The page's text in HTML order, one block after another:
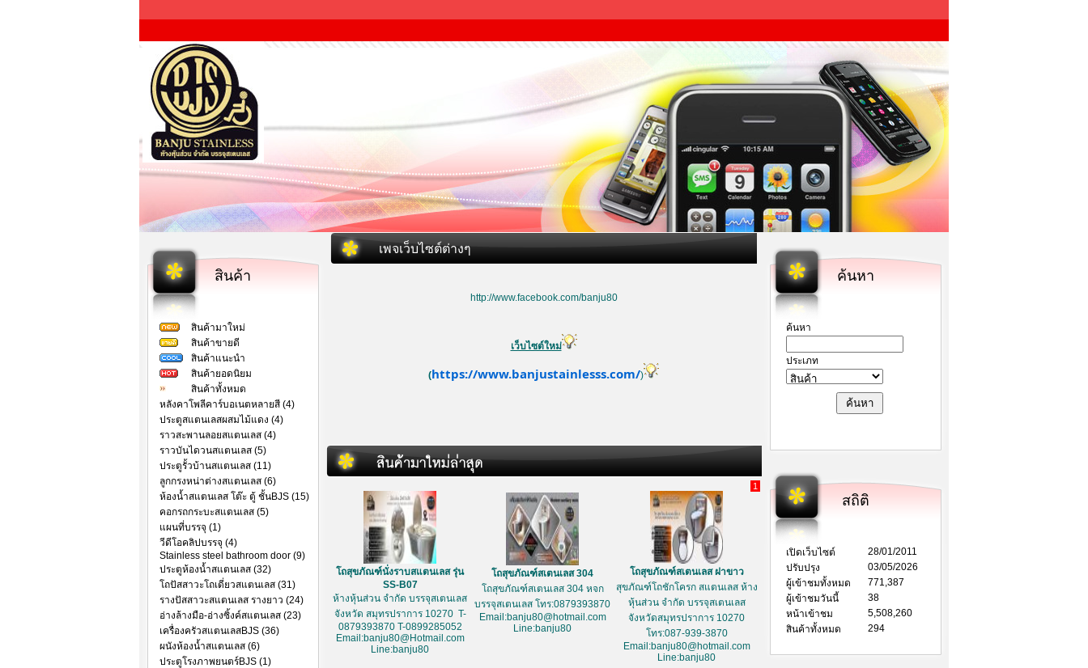
สินค้า
สินค้ามาใหม่
สินค้าขายดี
สินค้าแนะนำ
สินค้ายอดนิยม
สินค้าทั้งหมด
หลังคาโพลีคาร์บอเนตหลายสี (4)
ประตูสแตนเลสผสมไม้แดง (4)
ราวสะพานลอยสแตนเลส (4)
ราวบันไดวนสแตนเลส (5)
ประตูรั้วบ้านสแตนเลส (11)
ลูกกรงหน่าต่างสแตนเลส (6)
ห้องน้ำสแตนเลส โต๊ะ ตู้ ชั้นBJS (15)
คอกรถกระบะสแตนเลส (5)
แผนที่บรรจุ (1)
วีดีโอคลิปบรรจุ (4)
Stainless steel bathroom door (9)
ประตูห้องน้ำสแตนเลส (32)
โถปัสสาวะโถเดี่ยวสแตนเลส (31)
รางปัสสาวะสแตนเลส รางยาว (24)
อ่างล้างมือ-อ่างซิ้งค์สแตนเลส (23)
เครื่องครัวสแตนเลสBJS (36)
ผนังห้องน้ำสแตนเลส (6)
ประตูโรงภาพยนตร์BJS (1)
เพจเว็บไซต์ต่างๆ
http://www.facebook.com/banju80
เว็บไซต์ใหม่
(https://www.banjustainlesss.com/)
1
โถสุขภัณฑ์นั่งราบสแตนเลส รุ่น
SS-B07
ห้างหุ้นส่วน จำกัด บรรจุสเตนเลส
จังหวัด สมุทรปราการ 10270 T-
0879393870 T-0899285052
Email:banju80@Hotmail.com
Line:banju80
โถสุขภัณฑ์สเตนเลส 304
โถสุขภัณฑ์สเตนเลส 304 หจก
บรรจุสเตนเลส โทร:0879393870
Email:banju80@hotmail.com
Line:banju80
โถสุขภัณฑ์สเตนเลส ฝาขาว
สุขภัณฑ์โถชักโครก สแตนเลส ห้าง
หุ้นส่วน จำกัด บรรจุสเตนเลส
จังหวัดสมุทรปราการ 10270
โทร:087-939-3870
Email:banju80@hotmail.com
Line:banju80
ค้นหา
ค้นหา
ประเภท
สถิติ
เปิดเว็บไซต์
28/01/2011
ปรับปรุง
03/05/2026
ผู้เข้าชมทั้งหมด
771,387
ผู้เข้าชมวันนี้
38
หน้าเข้าชม
5,508,260
สินค้าทั้งหมด
294